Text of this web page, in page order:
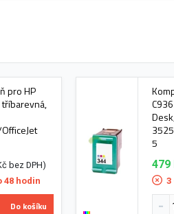
pro HP
tříbarevná,
bez DPH)
48 hodin
Do košíku
5
479
3